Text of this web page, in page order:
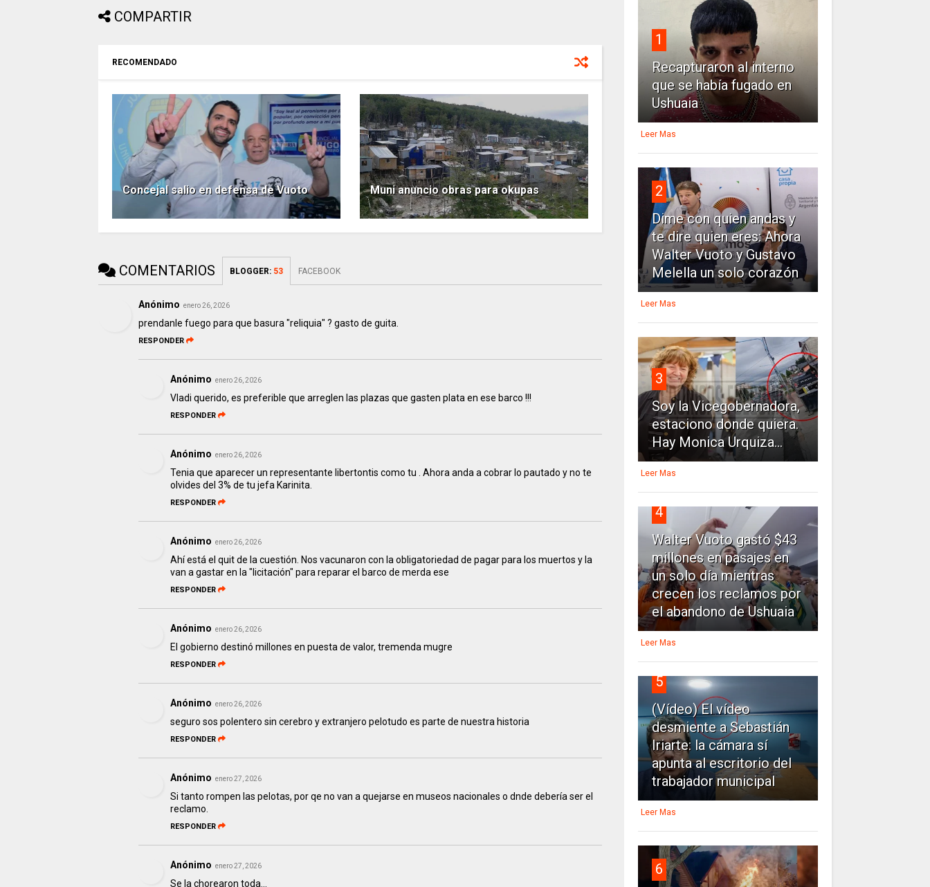
COMPARTIR
RECOMENDADO
Concejal salio en defensa de Vuoto Muni anuncio obras para okupas
COMENTARIOS BLOGGER: 53 FACEBOOK
Anónimo enero 26, 2026
prendanle fuego para que basura "reliquia" ? gasto de guita.
RESPONDER
Anónimo enero 26, 2026
Vladi querido, es preferible que arreglen las plazas que gasten plata en ese barco !!!
RESPONDER
Anónimo enero 26, 2026
Tenia que aparecer un representante libertontis como tu . Ahora anda a cobrar lo pautado y no te
olvides del 3% de tu jefa Karinita.
RESPONDER
Anónimo enero 26, 2026
Ahí está el quit de la cuestión. Nos vacunaron con la obligatoriedad de pagar para los muertos y la
van a gastar en la "licitación" para reparar el barco de merda ese
RESPONDER
Anónimo enero 26, 2026
El gobierno destinó millones en puesta de valor, tremenda mugre
RESPONDER
Anónimo enero 26, 2026
seguro sos polentero sin cerebro y extranjero pelotudo es parte de nuestra historia
RESPONDER
Anónimo enero 27, 2026
Si tanto rompen las pelotas, por qe no van a quejarse en museos nacionales o dnde debería ser el
reclamo.
RESPONDER
Anónimo enero 27, 2026
Se la chorearon toda...
1
Recapturaron al interno
que se había fugado en
Ushuaia
Leer Mas
2
Dime con quien andas y
te dire quien eres: Ahora
Walter Vuoto y Gustavo
Melella un solo corazón
Leer Mas
3
Soy la Vicegobernadora,
estaciono donde quiera.
Hay Monica Urquiza...
Leer Mas
4
Walter Vuoto gastó $43
millones en pasajes en
un solo día mientras
crecen los reclamos por
el abandono de Ushuaia
Leer Mas
5
(Vídeo) El vídeo
desmiente a Sebastián
Iriarte: la cámara sí
apunta al escritorio del
trabajador municipal
Leer Mas
6